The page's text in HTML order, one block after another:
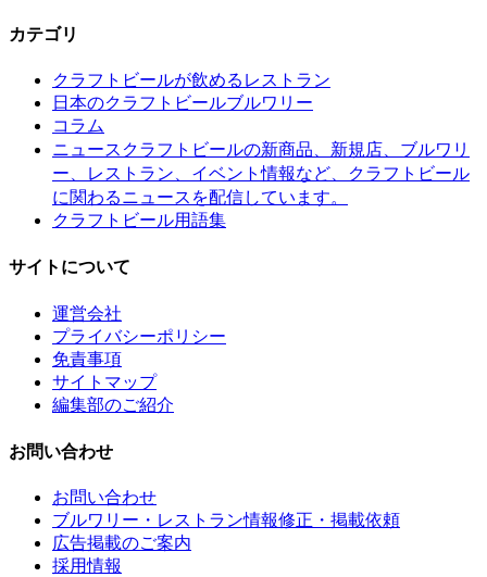
カテゴリ
クラフトビールが飲めるレストラン
日本のクラフトビールブルワリー
コラム
ニュース クラフトビールの新商品、新規店、ブルワリ
ー、レストラン、イベント情報など、クラフトビール
に関わるニュースを配信しています。
クラフトビール用語集
サイトについて
運営会社
プライバシーポリシー
免責事項
サイトマップ
編集部のご紹介
お問い合わせ
お問い合わせ
ブルワリー・レストラン情報修正・掲載依頼
広告掲載のご案内
採用情報